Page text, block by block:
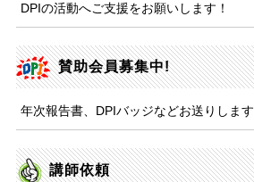
DPIの活動へご支援をお願いします！
賛助会員募集中!
年次報告書、DPIバッジなどお送りします
講師依頼